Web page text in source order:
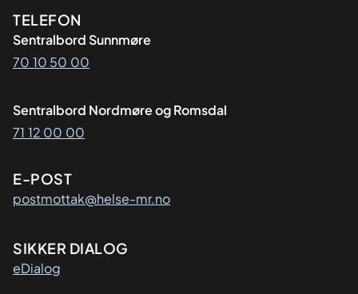
Kontaktinformasjon
TELEFON
Sentralbord Sunnmøre
70 10 50 00
Sentralbord Nordmøre og Romsdal
71 12 00 00
E-POST
postmottak@helse-mr.no
SIKKER DIALOG
eDialog